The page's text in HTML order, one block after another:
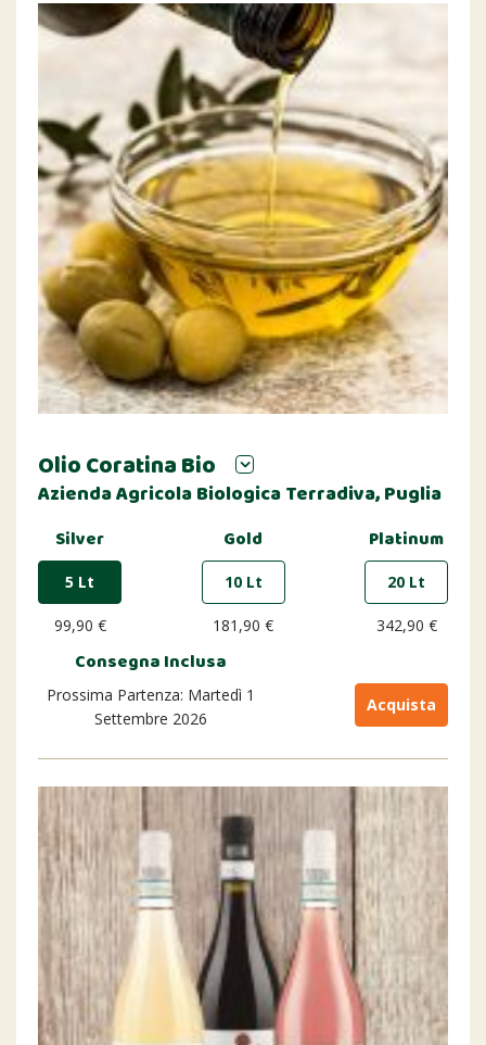
Olio Coratina Bio
Azienda Agricola Biologica Terradiva, Puglia
Silver
5 Lt
99,90 €
Gold
10 Lt
181,90 €
Platinum
20 Lt
342,90 €
Consegna Inclusa
Prossima Partenza: Martedì 1
Settembre 2026
Acquista